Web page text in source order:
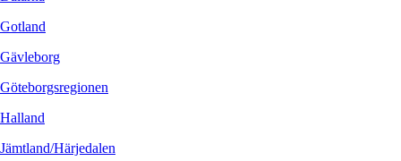
Gotland
Gävleborg
Göteborgsregionen
Halland
Jämtland/Härjedalen